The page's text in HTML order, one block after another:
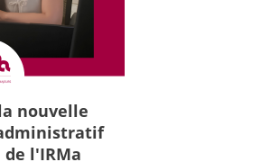
nouvelle
l'IRMa